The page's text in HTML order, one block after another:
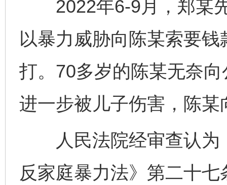
2022年6-9月，郑某先
以暴力威胁向陈某索要
打。70多岁的陈某无奈
进一步被儿子伤害，陈
人民法院经审查认为
反家庭暴力法》第二十